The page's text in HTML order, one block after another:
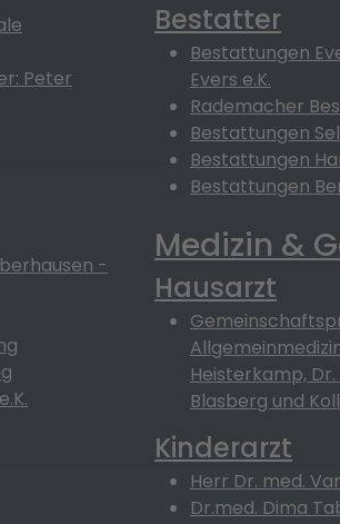
Peter
-
Bestatter
Bestattungen
Evers e.K.
Rademacher
Bestattungen
Bestattungen
Bestattungen
Medizin &
Hausarzt
Heisterkamp,
Blasberg und
Kinderarzt
Herr Dr. med.
Dr.med. Dima